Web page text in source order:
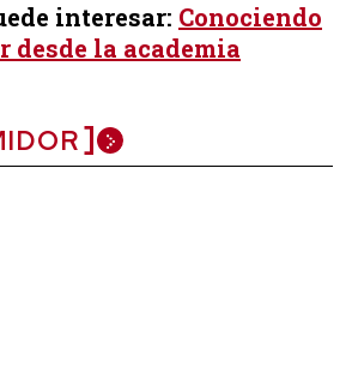
interesar: Conociendo
desde la academia